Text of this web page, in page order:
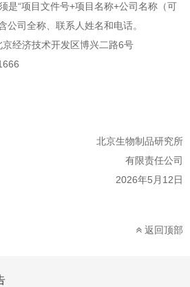
是“项目文件号+项目名称+公司名称（可
公司全称、联系人姓名和电话。
经济技术开发区博兴二路6号
北京生物制品研究所
有限责任公司
2026年5月 12日
返回顶部